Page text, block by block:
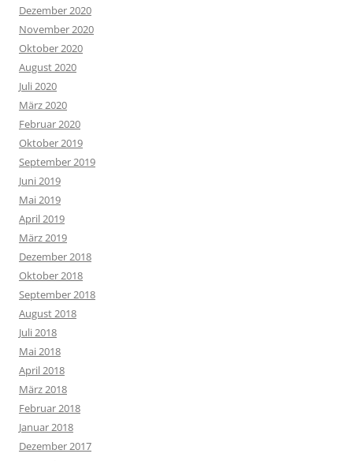
Dezember 2020
November 2020
Oktober 2020
August 2020
Juli 2020
März 2020
Februar 2020
Oktober 2019
September 2019
Juni 2019
Mai 2019
April 2019
März 2019
Dezember 2018
Oktober 2018
September 2018
August 2018
Juli 2018
Mai 2018
April 2018
März 2018
Februar 2018
Januar 2018
Dezember 2017